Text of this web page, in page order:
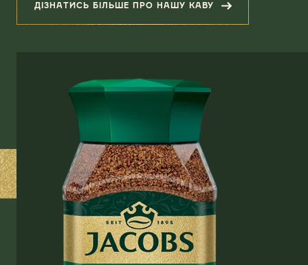
ДІЗНАТИСЬ БІЛЬШЕ ПРО НАШУ КАВУ
(ЗІГРІВАЮЧЕ НАГАДУВАННЯ ПРО